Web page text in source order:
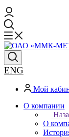
ENG
Мой
О компании
О